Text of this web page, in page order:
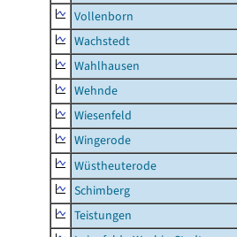
Vollenborn
Wachstedt
Wahlhausen
Wehnde
Wiesenfeld
Wingerode
Wüstheuterode
Schimberg
Teistungen